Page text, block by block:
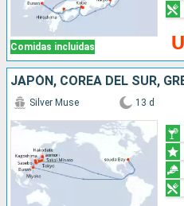
Comidas incluidas
JAPÓN, COREA DEL SUR,
Silver Muse 13 d